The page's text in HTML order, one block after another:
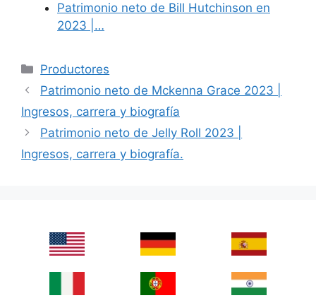
Patrimonio neto de Bill Hutchinson en
2023 |…
Categories
Productores
Patrimonio neto de Mckenna Grace 2023 |
Ingresos, carrera y biografía
Patrimonio neto de Jelly Roll 2023 |
Ingresos, carrera y biografía.